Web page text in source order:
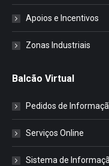
Apoios e Incentivos
Zonas Industriais
Balcão Virtual
Pedidos de
Serviços Online
Sistema de